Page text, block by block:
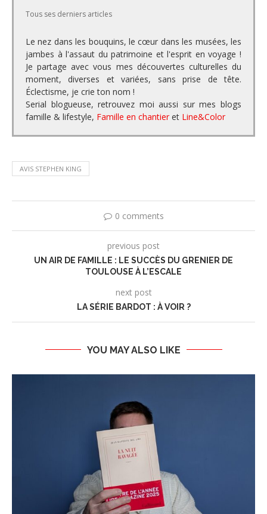
Tous ses derniers articles
Le nez dans les bouquins, le cœur dans les musées, les
jambes à l'assaut du patrimoine et l'esprit en voyage !
Je partage avec vous mes découvertes culturelles du
moment, diverses et variées, sans prise de tête.
Éclectisme, je crie ton nom !
Serial blogueuse, retrouvez moi aussi sur mes blogs
famille & lifestyle, Famille en chantier et Line&Color
AVIS STEPHEN KING
0 comments
previous post
UN AIR DE FAMILLE : LE SUCCÈS DU GRENIER DE
TOULOUSE À L’ESCALE
next post
LA SÉRIE BARDOT : À VOIR ?
YOU MAY ALSO LIKE